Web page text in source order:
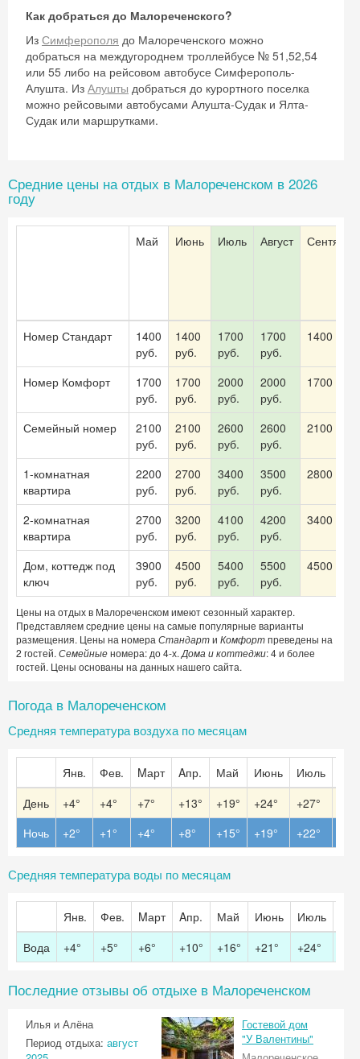
Как добраться до Малореченского?
Из Симферополя до Малореченского можно
добраться на междугороднем троллейбусе № 51,52,54
или 55 либо на рейсовом автобусе Симферополь-
Алушта. Из Алушты добраться до курортного поселка
можно рейсовыми автобусами Алушта-Судак и Ялта-
Судак или маршрутками.
Средние цены на отдых в Малореченском в 2026
году
Май Июнь Июль Август Сентябрь
Номер Стандарт
1400
руб.
1400
руб.
1700
руб.
1700
руб.
1400 руб.
Номер Комфорт
1700
руб.
1700
руб.
2000
руб.
2000
руб.
1700 руб.
Семейный номер
2100
руб.
2100
руб.
2600
руб.
2600
руб.
2100 руб.
1-комнатная
квартира
2200
руб.
2700
руб.
3400
руб.
3500
руб.
2800 руб.
2-комнатная
квартира
2700
руб.
3200
руб.
4100
руб.
4200
руб.
3400 руб.
Дом, коттедж под
ключ
3900
руб.
4500
руб.
5400
руб.
5500
руб.
4500 руб.
Цены на отдых в Малореченском имеют сезонный характер.
Представляем средние цены на самые популярные варианты
размещения. Цены на номера Стандарти Комфортпреведены на
2 гостей. Семейныеномера: до 4-х. Дома и коттеджи: 4 и более
гостей. Цены основаны на данных нашего сайта.
Погода в Малореченском
Средняя температура воздуха по месяцам
Янв. Фев. Mарт Aпр. Май Июнь Июль
День
+4° +4° +7° +13° +19° +24° +27°
Ночь
+2° +1° +4° +8° +15° +19° +22°
Средняя температура воды по месяцам
Янв. Фев. Mарт Aпр. Май Июнь Июль
Вода
+4° +5° +6° +10° +16° +21° +24°
Последние отзывы об отдыхе в Малореченском
Илья и Алёна
Период отдыха: август
Гостевой дом
"У Валентины"
Получить промокод